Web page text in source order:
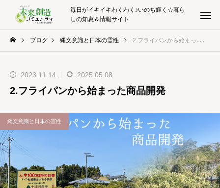
毎日がイキイキわくわく♪いのち輝く☆暮ら
しの知恵＆情報サイト
ブログ 縄文意識と日本の霊性 2.フライパンから始まった商品開発
2023.11.14 2025.05.08
2.フライパンから始まった商品開発
縄文意識と日本の霊性